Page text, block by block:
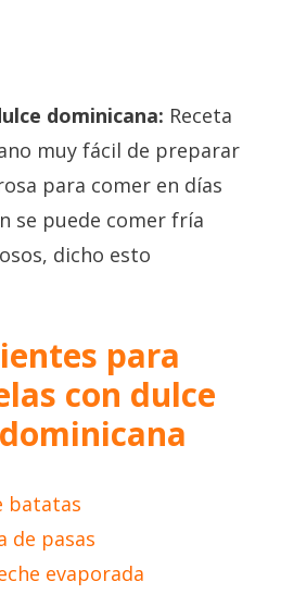
dominicana: Receta
muy fácil de preparar
para comer en días
se puede comer fría
dicho esto
para
con dulce
batatas
de pasas
evaporada